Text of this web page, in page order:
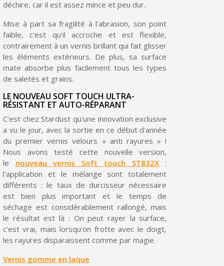
Retour produits sous 14 jours
Réduction de 5€ sur la première commande
10€ de bon d'achat pour chaque parrainage
déchire, car il est assez mince et peu dur.
Mise à part sa fragilité à l'abrasion, son point
faible, c'est qu'il accroche et est flexible,
contrairement à un vernis brillant qui fait glisser
les éléments extérieurs. De plus, sa surface
mate absorbe plus facilement tous les types
de saletés et grains.
LE NOUVEAU SOFT TOUCH ULTRA-
RÉSISTANT ET AUTO-RÉPARANT
C'est chez Stardust qu'une innovation exclusive
a vu le jour, avec la sortie en ce début d'année
du premier vernis velours « anti rayures » !
Nous avons testé cette nouvelle version,
le nouveau vernis Soft touch ST832X:
l'application et le mélange sont totalement
différents : le taux de durcisseur nécessaire
est bien plus important et le temps de
séchage est considérablement rallongé, mais
le résultat est là : On peut rayer la surface,
c'est vrai, mais lorsqu'on frotte avec le doigt,
les rayures disparaissent comme par magie.
Vernis gomme en laque